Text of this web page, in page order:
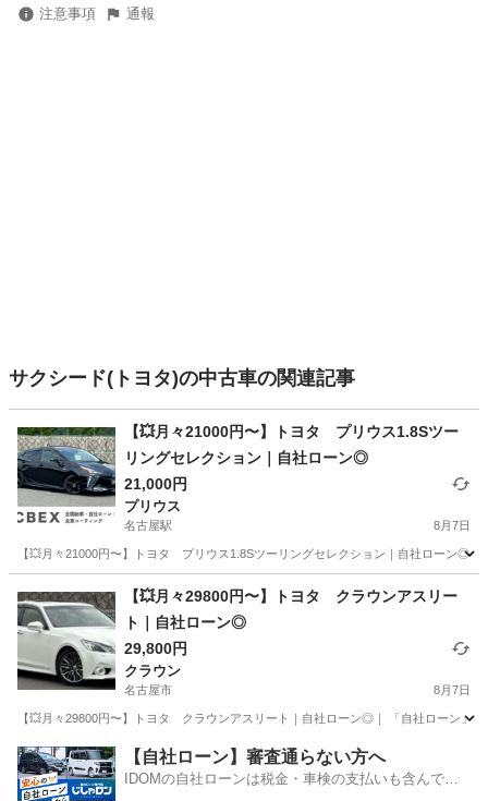
注意事項 通報
サクシード(トヨタ)の中古車の関連記事
【💥月々21000円〜】トヨタ プリウス1.8Sツー
リングセレクション｜自社ローン◎
21,000円
プリウス
名古屋駅 8月7日
【💥月々21000円〜】トヨタ プリウス1.8Sツーリングセレクション｜自社ローン◎
名古屋駅 プリウス
【💥月々29800円〜】トヨタ クラウンアスリー
ト｜自社ローン◎
29,800円
クラウン
名古屋市 8月7日
【💥月々29800円〜】トヨタ クラウンアスリート｜自社ローン◎｜ 「自社ローン」
愛知 名古屋市 クラウン クラウンアスリート
【自社ローン】審査通らない方へ
IDOMの自社ローンは税金・車検の支払いも含んでい